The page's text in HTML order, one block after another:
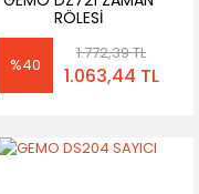
RÖLESİ
%40
1.772,39 TL
1.063,44 TL